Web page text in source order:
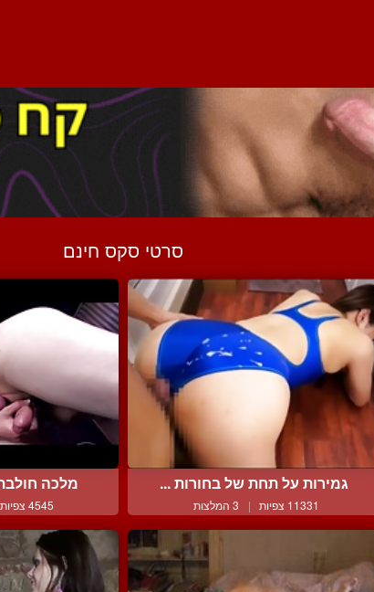
סרטי סקס חינם
גמירות על תחת של בחורות ...
11331 צפיות | 3 המלצות
מלכה
4545 צפיות